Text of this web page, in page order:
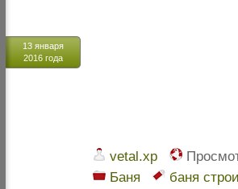
13 января
2016 года
vetal.xp
Баня
баня